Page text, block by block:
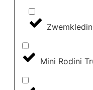
Mini Rodini